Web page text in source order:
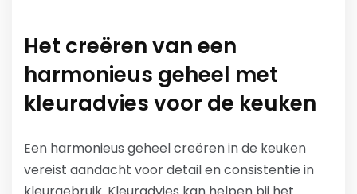
Het creëren van een
harmonieus geheel met
kleuradvies voor de keuken
Een harmonieus geheel creëren in de keuken
vereist aandacht voor detail en consistentie in